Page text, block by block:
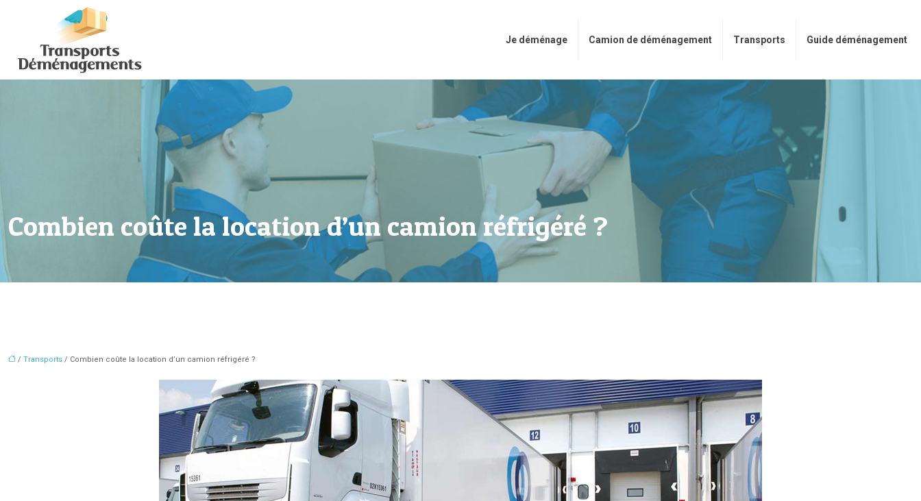
Je déménage Camion de déménagement Transports Guide déménagement
Combien coûte la location d’un camion réfrigéré ?
/ Transports / Combien coûte la location d’un camion réfrigéré ?